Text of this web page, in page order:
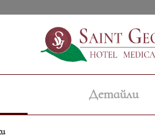
Тегло:
Детайли